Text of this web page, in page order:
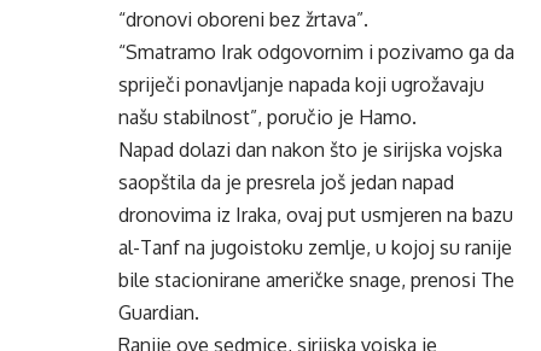
“dronovi oboreni bez žrtava”.
“Smatramo Irak odgovornim i pozivamo ga da
spriječi ponavljanje napada koji ugrožavaju
našu stabilnost”, poručio je Hamo.
Napad dolazi dan nakon što je sirijska vojska
saopštila da je presrela još jedan napad
dronovima iz Iraka, ovaj put usmjeren na bazu
al-Tanf na jugoistoku zemlje, u kojoj su ranije
bile stacionirane američke snage, prenosi The
Guardian.
Ranije ove sedmice, sirijska vojska je